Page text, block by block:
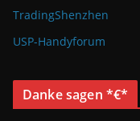
TradingShenzhen
USP-Handyforum
Danke sagen *€*